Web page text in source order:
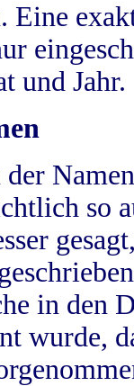
und Jahr.
der
so
in
wurde,